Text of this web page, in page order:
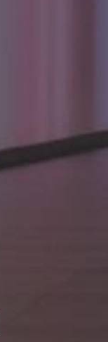
в одном из наших
от 7000 руб.
750 руб.
равна 30 руб.
750 руб. +
от 7000 руб.